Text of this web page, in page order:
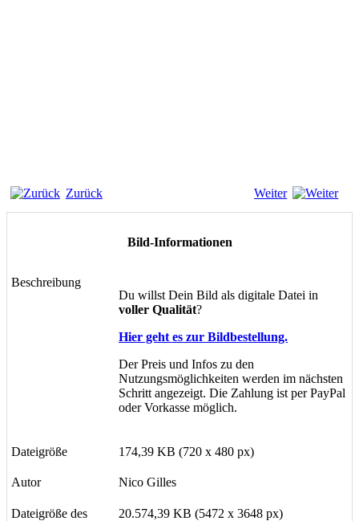
Zurück Weiter
Bild-Informationen
Beschreibung
Du willst Dein Bild als digitale Datei in
voller Qualität?
Hier geht es zur Bildbestellung.
Der Preis und Infos zu den
Nutzungsmöglichkeiten werden im nächsten
Schritt angezeigt. Die Zahlung ist per PayPal
oder Vorkasse möglich.
Dateigröße 174,39 KB (720 x 480 px)
Autor Nico Gilles
Dateigröße des
20.574,39 KB (5472 x 3648 px)